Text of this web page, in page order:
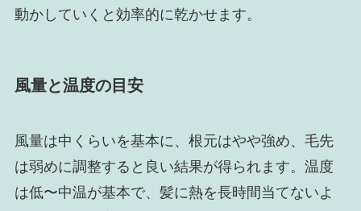
動かしていくと効率的に乾かせます。
風量と温度の目安
風量は中くらいを基本に、根元はやや強め、毛先
は弱めに調整すると良い結果が得られます。温度
は低〜中温が基本で、髪に熱を長時間当てないよ